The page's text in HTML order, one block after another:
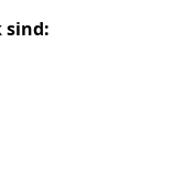
sind: